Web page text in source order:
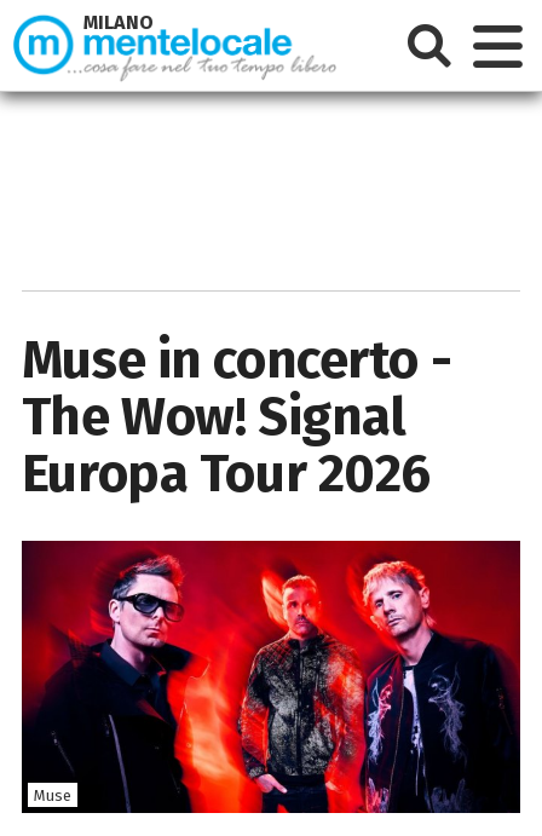
Muse in concerto -
The Wow! Signal
Europa Tour 2026
Muse
MILANO